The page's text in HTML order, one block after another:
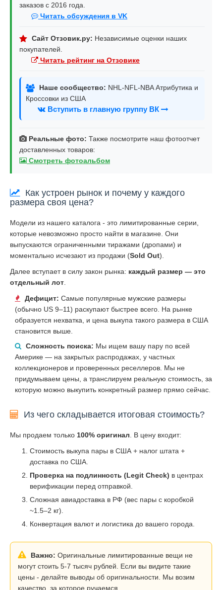
заказов с 2016 года.
Читать обсуждения в VK
Сайт Отзовик.ру: Независимые оценки наших
покупателей.
Читать рейтинг на Отзовике
Наше сообщество: NHL-NFL-NBA Атрибутика и
Кроссовки из США
Вступить в главную группу ВК
Реальные фото: Также посмотрите наш фотоотчет
доставленных товаров:
Смотреть фотоальбом
Как устроен рынок и почему у каждого
размера своя цена?
Модели из нашего каталога - это лимитированные серии,
которые невозможно просто найти в магазине. Они
выпускаются ограниченными тиражами (дропами) и
моментально исчезают из продажи (Sold Out).
Далее вступает в силу закон рынка: каждый размер — это
отдельный лот
Дефицит: Самые популярные мужские размеры
(обычно US 9–11) раскупают быстрее всего. На рынке
образуется нехватка, и цена выкупа такого размера в США
становится выше.
Сложность поиска: Мы ищем вашу пару по всей
Америке — на закрытых распродажах, у частных
коллекционеров и проверенных реселлеров. Мы не
придумываем цены, а транслируем реальную стоимость, за
которую можно выкупить конкретный размер прямо сейчас.
Из чего складывается итоговая стоимость?
Мы продаем только 100% оригинал . В цену входит:
Стоимость выкупа пары в США + налог штата +
доставка по США.
Проверка на подлинность (Legit Check) в центрах
верификации перед отправкой.
Сложная авиадоставка в РФ (вес пары с коробкой
~1.5–2 кг).
Конвертация валют и логистика до вашего города.
Важно: Оригинальные лимитированные вещи не
могут стоить 5-7 тысяч рублей. Если вы видите такие
цены - делайте выводы об оригинальности. Мы возим
качество, за которое ручаемся.